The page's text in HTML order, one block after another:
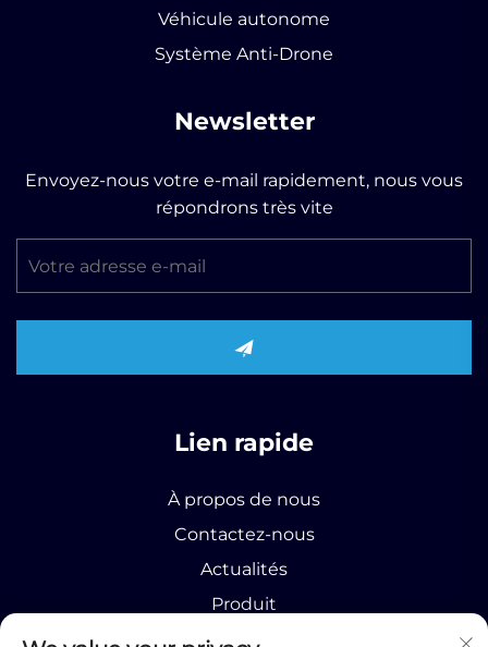
Véhicule autonome
Système Anti-Drone
Newsletter
Envoyez-nous votre e-mail rapidement, nous vous
répondrons très vite
Lien rapide
À propos de nous
Contactez-nous
Actualités
Produit